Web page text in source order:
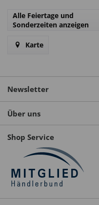
Alle Feiertage und
Sonderzeiten anzeigen
Karte
Newsletter
Über uns
Shop Service